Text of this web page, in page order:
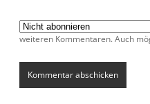
weiteren Kommentaren. Auch